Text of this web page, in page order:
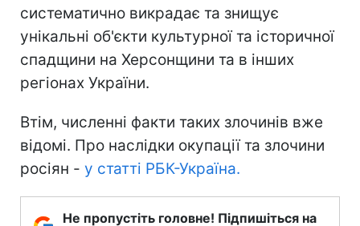
систематично викрадає та знищує
унікальні об'єкти культурної та історичної
спадщини на Херсонщини та в інших
регіонах України.
Втім, численні факти таких злочинів вже
відомі. Про наслідки окупації та злочини
росіян - у статті РБК-Україна.
Не пропустіть головне! Підпишіться на